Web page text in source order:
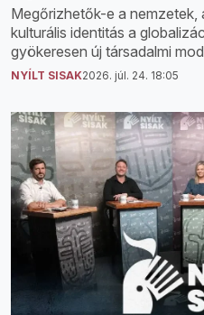
Megőrizhetők-e a
kulturális identitás a
gyökeresen új társadalmi
NYÍLT SISAK2026. júl. 24. 18:05